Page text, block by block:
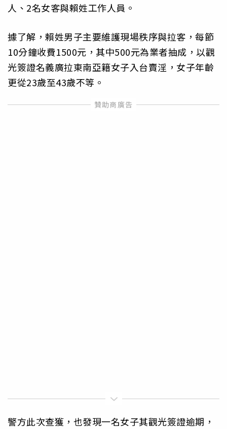
人、2名女客與賴姓工作人員。
據了解，賴姓男子主要維護現場秩序與拉客，每節
10分鐘收費1500元，其中500元為業者抽成，以觀
光簽證名義廣拉東南亞籍女子入台賣淫，女子年齡
更從23歲至43歲不等。
警方此次查獲，也發現一名女子其觀光簽證逾期，